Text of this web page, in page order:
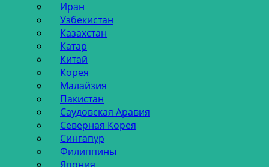
Иран
Узбекистан
Казахстан
Катар
Китай
Корея
Малайзия
Пакистан
Саудовская Аравия
Северная Корея
Сингапур
Филиппины